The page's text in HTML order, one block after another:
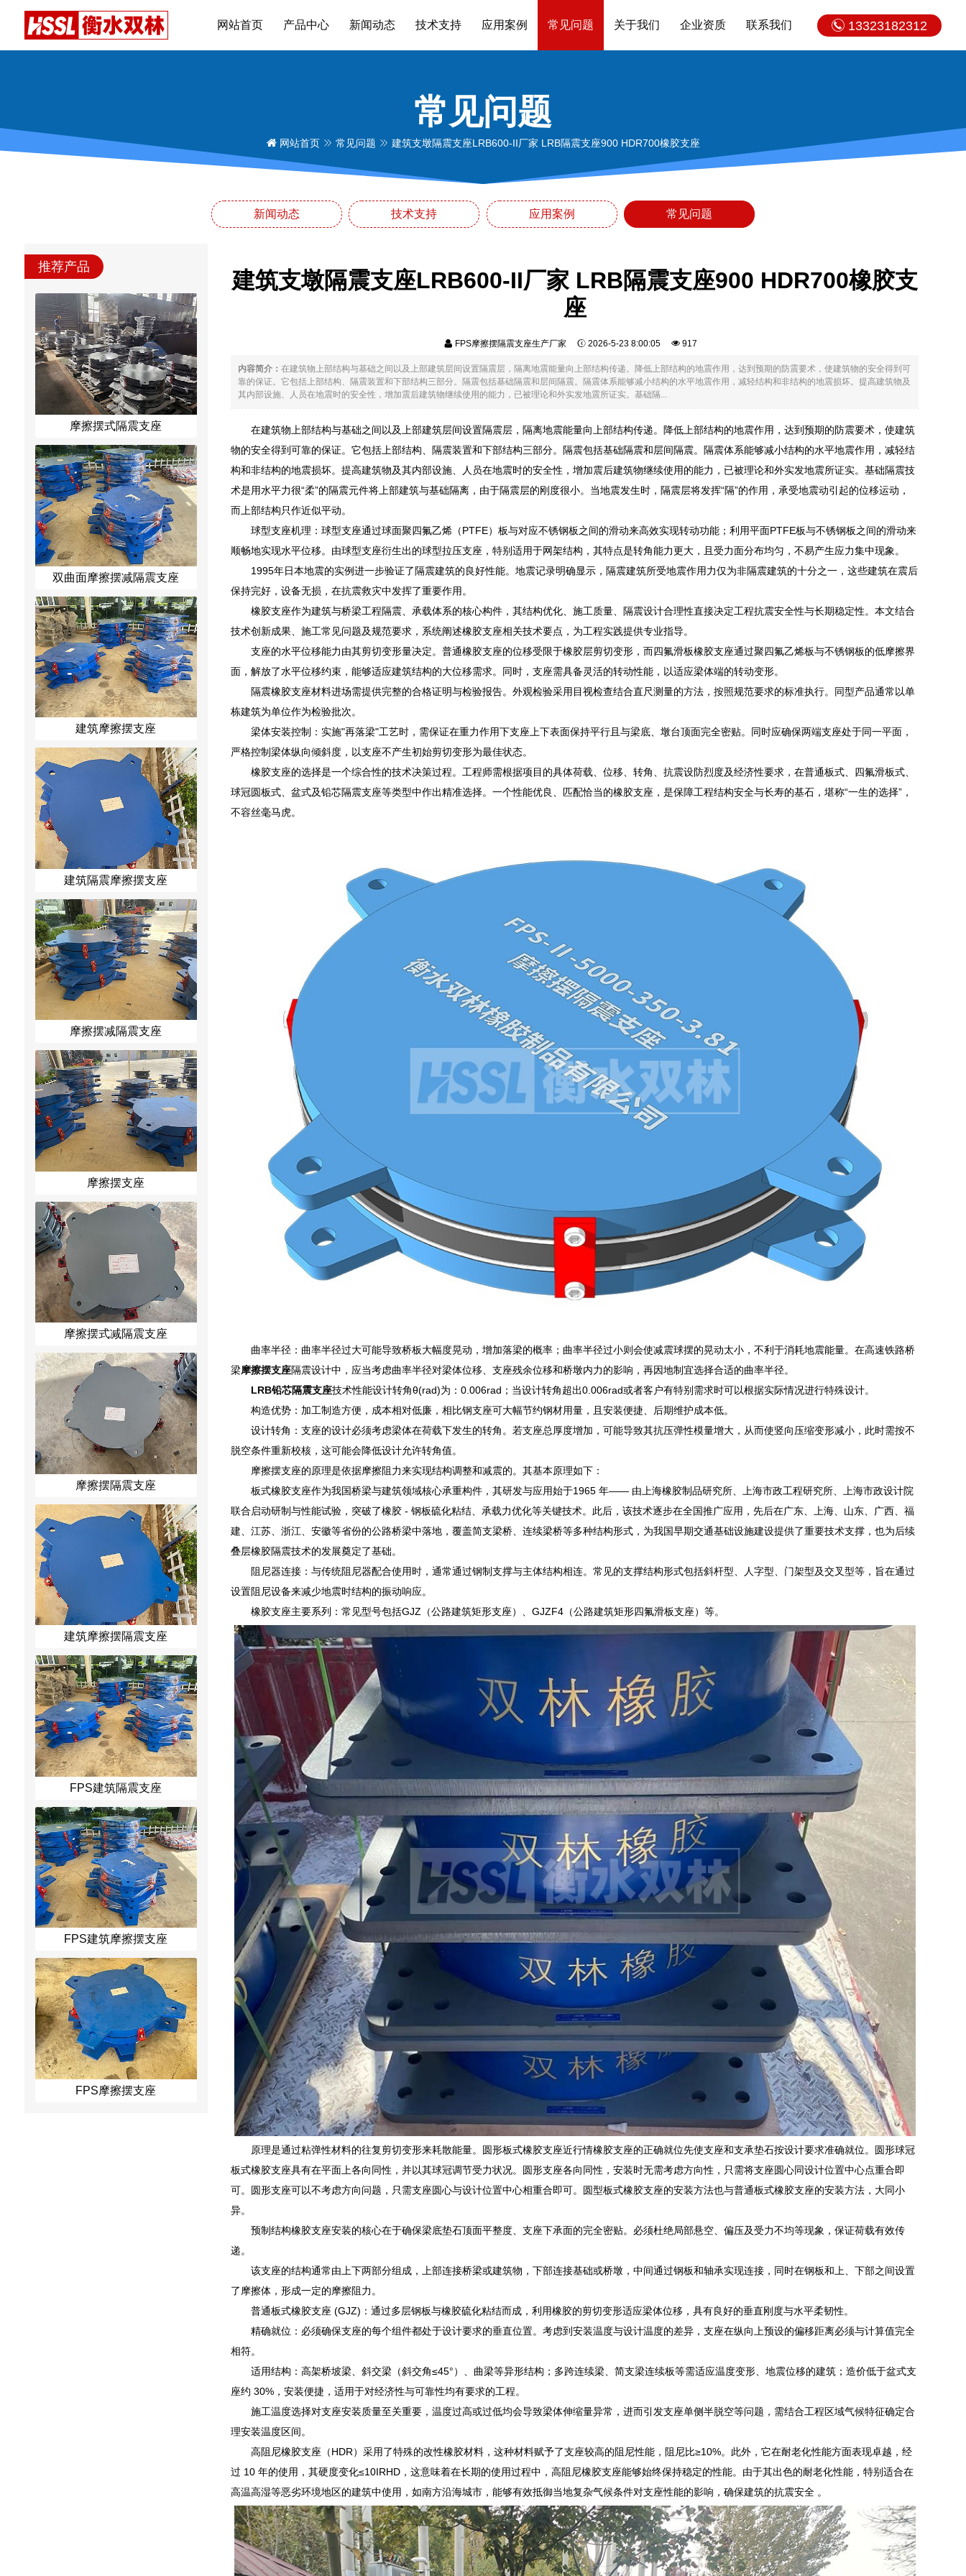
13323182312
网站首页 产品中心 新闻动态 技术支持 应用案例 常见问题 关于我们 企业资质 联系我们
常见问题
网站首页 常见问题 建筑支墩隔震支座LRB600-II厂家 LRB隔震支座900 HDR700橡胶支座
新闻动态 技术支持 应用案例 常见问题
推荐产品
摩擦摆式隔震支座
双曲面摩擦摆减隔震支座
建筑摩擦摆支座
建筑隔震摩擦摆支座
摩擦摆减隔震支座
摩擦摆支座
摩擦摆式减隔震支座
摩擦摆隔震支座
建筑摩擦摆隔震支座
FPS建筑隔震支座
FPS建筑摩擦摆支座
FPS摩擦摆支座
建筑支墩隔震支座LRB600-II厂家 LRB隔震支座900 HDR700橡胶支
座
FPS摩擦摆隔震支座生产厂家 2026-5-23 8:00:05 917
内容简介： 在建筑物上部结构与基础之间以及上部建筑层间设置隔震层，隔离地震能量向上部结构传递。降低上部结构的地震作用，达到预期的防震要术，使建筑物的安全得到可
靠的保证。它包括上部结构、隔震装置和下部结构三部分。隔震包括基础隔震和层间隔震。隔震体系能够减小结构的水平地震作用，减轻结构和非结构的地震损坏。提高建筑物及
其内部设施、人员在地震时的安全性，增加震后建筑物继续使用的能力，已被理论和外实发地震所证实。基础隔...
在建筑物上部结构与基础之间以及上部建筑层间设置隔震层，隔离地震能量向上部结构传递。降低上部结构的地震作用，达到预期的防震要术，使建筑
物的安全得到可靠的保证。它包括上部结构、隔震装置和下部结构三部分。隔震包括基础隔震和层间隔震。隔震体系能够减小结构的水平地震作用，减轻结
构和非结构的地震损坏。提高建筑物及其内部设施、人员在地震时的安全性，增加震后建筑物继续使用的能力，已被理论和外实发地震所证实。基础隔震技
术是用水平力很“柔”的隔震元件将上部建筑与基础隔离，由于隔震层的刚度很小。当地震发生时，隔震层将发挥“隔”的作用，承受地震动引起的位移运动，
而上部结构只作近似平动。
球型支座机理：球型支座通过球面聚四氟乙烯（PTFE）板与对应不锈钢板之间的滑动来高效实现转动功能；利用平面PTFE板与不锈钢板之间的滑动来
顺畅地实现水平位移。由球型支座衍生出的球型拉压支座，特别适用于网架结构，其特点是转角能力更大，且受力面分布均匀，不易产生应力集中现象。
1995年日本地震的实例进一步验证了隔震建筑的良好性能。地震记录明确显示，隔震建筑所受地震作用力仅为非隔震建筑的十分之一，这些建筑在震后
保持完好，设备无损，在抗震救灾中发挥了重要作用。
橡胶支座作为建筑与桥梁工程隔震、承载体系的核心构件，其结构优化、施工质量、隔震设计合理性直接决定工程抗震安全性与长期稳定性。本文结合
技术创新成果、施工常见问题及规范要求，系统阐述橡胶支座相关技术要点，为工程实践提供专业指导。
支座的水平位移能力由其剪切变形量决定。普通橡胶支座的位移受限于橡胶层剪切变形，而四氟滑板橡胶支座通过聚四氟乙烯板与不锈钢板的低摩擦界
面，解放了水平位移约束，能够适应建筑结构的大位移需求。同时，支座需具备灵活的转动性能，以适应梁体端的转动变形。
隔震橡胶支座材料进场需提供完整的合格证明与检验报告。外观检验采用目视检查结合直尺测量的方法，按照规范要求的标准执行。同型产品通常以单
栋建筑为单位作为检验批次。
梁体安装控制：实施"再落梁"工艺时，需保证在重力作用下支座上下表面保持平行且与梁底、墩台顶面完全密贴。同时应确保两端支座处于同一平面，
严格控制梁体纵向倾斜度，以支座不产生初始剪切变形为最佳状态。
橡胶支座的选择是一个综合性的技术决策过程。工程师需根据项目的具体荷载、位移、转角、抗震设防烈度及经济性要求，在普通板式、四氟滑板式、
球冠圆板式、盆式及铅芯隔震支座等类型中作出精准选择。一个性能优良、匹配恰当的橡胶支座，是保障工程结构安全与长寿的基石，堪称“一生的选择”，
不容丝毫马虎。
曲率半径：曲率半径过大可能导致桥板大幅度晃动，增加落梁的概率；曲率半径过小则会使减震球摆的晃动太小，不利于消耗地震能量。在高速铁路桥
梁摩擦摆支座隔震设计中，应当考虑曲率半径对梁体位移、支座残余位移和桥墩内力的影响，再因地制宜选择合适的曲率半径。
LRB铅芯隔震支座技术性能设计转角θ(rad)为：0.006rad；当设计转角超出0.006rad或者客户有特别需求时可以根据实际情况进行特殊设计。
构造优势：加工制造方便，成本相对低廉，相比钢支座可大幅节约钢材用量，且安装便捷、后期维护成本低。
设计转角：支座的设计必须考虑梁体在荷载下发生的转角。若支座总厚度增加，可能导致其抗压弹性模量增大，从而使竖向压缩变形减小，此时需按不
脱空条件重新校核，这可能会降低设计允许转角值。
摩擦摆支座的原理是依据摩擦阻力来实现结构调整和减震的。其基本原理如下：
板式橡胶支座作为我国桥梁与建筑领域核心承重构件，其研发与应用始于1965 年—— 由上海橡胶制品研究所、上海市政工程研究所、上海市政设计院
联合启动研制与性能试验，突破了橡胶 - 钢板硫化粘结、承载力优化等关键技术。此后，该技术逐步在全国推广应用，先后在广东、上海、山东、广西、福
建、江苏、浙江、安徽等省份的公路桥梁中落地，覆盖简支梁桥、连续梁桥等多种结构形式，为我国早期交通基础设施建设提供了重要技术支撑，也为后续
叠层橡胶隔震技术的发展奠定了基础。
阻尼器连接：与传统阻尼器配合使用时，通常通过钢制支撑与主体结构相连。常见的支撑结构形式包括斜杆型、人字型、门架型及交叉型等，旨在通过
设置阻尼设备来减少地震时结构的振动响应。
橡胶支座主要系列：常见型号包括GJZ（公路建筑矩形支座）、GJZF4（公路建筑矩形四氟滑板支座）等。
原理是通过粘弹性材料的往复剪切变形来耗散能量。圆形板式橡胶支座近行情橡胶支座的正确就位先使支座和支承垫石按设计要求准确就位。圆形球冠
板式橡胶支座具有在平面上各向同性，并以其球冠调节受力状况。圆形支座各向同性，安装时无需考虑方向性，只需将支座圆心同设计位置中心点重合即
可。圆形支座可以不考虑方向问题，只需支座圆心与设计位置中心相重合即可。圆型板式橡胶支座的安装方法也与普通板式橡胶支座的安装方法，大同小
异。
预制结构橡胶支座安装的核心在于确保梁底垫石顶面平整度、支座下承面的完全密贴。必须杜绝局部悬空、偏压及受力不均等现象，保证荷载有效传
递。
该支座的结构通常由上下两部分组成，上部连接桥梁或建筑物，下部连接基础或桥墩，中间通过钢板和轴承实现连接，同时在钢板和上、下部之间设置
了摩擦体，形成一定的摩擦阻力。
普通板式橡胶支座 (GJZ)：通过多层钢板与橡胶硫化粘结而成，利用橡胶的剪切变形适应梁体位移，具有良好的垂直刚度与水平柔韧性。
精确就位：必须确保支座的每个组件都处于设计要求的垂直位置。考虑到安装温度与设计温度的差异，支座在纵向上预设的偏移距离必须与计算值完全
相符。
适用结构：高架桥坡梁、斜交梁（斜交角≤45°）、曲梁等异形结构；多跨连续梁、简支梁连续板等需适应温度变形、地震位移的建筑；造价低于盆式支
座约 30%，安装便捷，适用于对经济性与可靠性均有要求的工程。
施工温度选择对支座安装质量至关重要，温度过高或过低均会导致梁体伸缩量异常，进而引发支座单侧半脱空等问题，需结合工程区域气候特征确定合
理安装温度区间。
高阻尼橡胶支座（HDR）采用了特殊的改性橡胶材料，这种材料赋予了支座较高的阻尼性能，阻尼比≥10%。此外，它在耐老化性能方面表现卓越，经
过 10 年的使用，其硬度变化≤10IRHD，这意味着在长期的使用过程中，高阻尼橡胶支座能够始终保持稳定的性能。由于其出色的耐老化性能，特别适合在
高温高湿等恶劣环境地区的建筑中使用，如南方沿海城市，能够有效抵御当地复杂气候条件对支座性能的影响，确保建筑的抗震安全 。